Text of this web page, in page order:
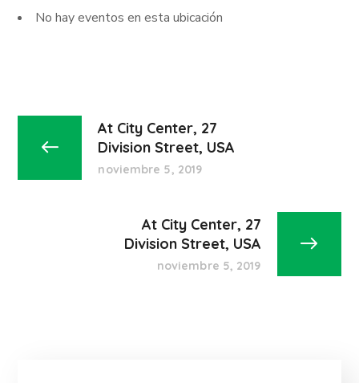
No hay eventos en esta ubicación
At City Center, 27
Division Street, USA
noviembre 5, 2019
At City Center, 27
Division Street, USA
noviembre 5, 2019